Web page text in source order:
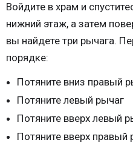
Войдите в храм и
нижний этаж, а затем
вы найдете три рычага.
порядке:
Потяните вниз правый
Потяните левый рычаг
Потяните вверх левый
Потяните вверх правый